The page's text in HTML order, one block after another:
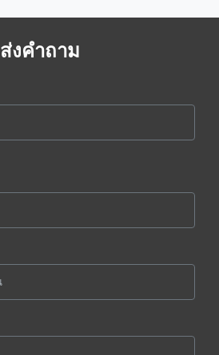
ส่งคำถาม